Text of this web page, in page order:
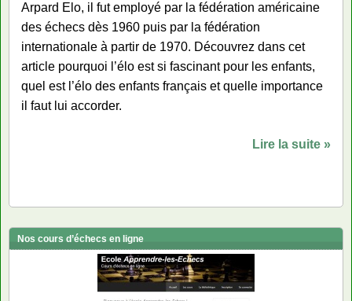
Arpard Elo, il fut employé par la fédération américaine
des échecs dès 1960 puis par la fédération
internationale à partir de 1970. Découvrez dans cet
article pourquoi l’élo est si fascinant pour les enfants,
quel est l’élo des enfants français et quelle importance
il faut lui accorder.
Lire la suite »
Nos cours d’échecs en ligne